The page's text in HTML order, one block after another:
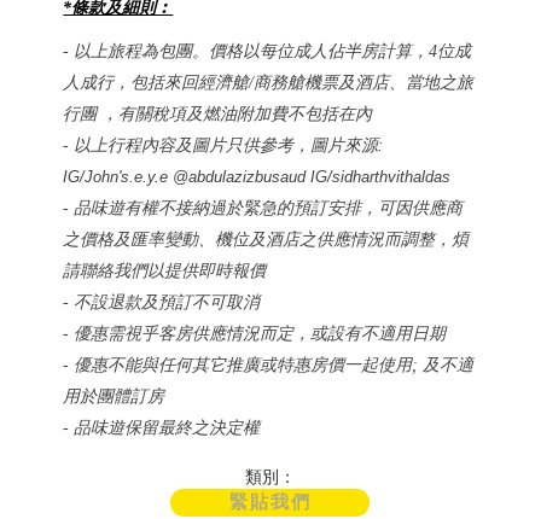
*條款及細則︰
- 以上旅程為包團。價格以每位成人佔半房計算，4位成
人成行，包括來回經濟艙/商務艙機票及酒店、當地之旅
行團 ，有關稅項及燃油附加費不包括在內
- 以上行程內容及圖片只供參考， 圖片來源:
IG/John's.e.y.e @abdulazizbusaud IG/sidharthvithaldas
- 品味遊有權不接納過於緊急的預訂安排，可因供應商
之價格及匯率變動、機位及酒店之供應情況而調整，煩
請聯絡我們以提供即時報價
- 不設退款及預訂不可取消
- 優惠需視乎客房供應情況而定，或設有不適用日期
- 優惠不能與任何其它推廣或特惠房價一起使用; 及不適
用於團體訂房
- 品味遊保留最終之決定權
類別：
緊貼我們